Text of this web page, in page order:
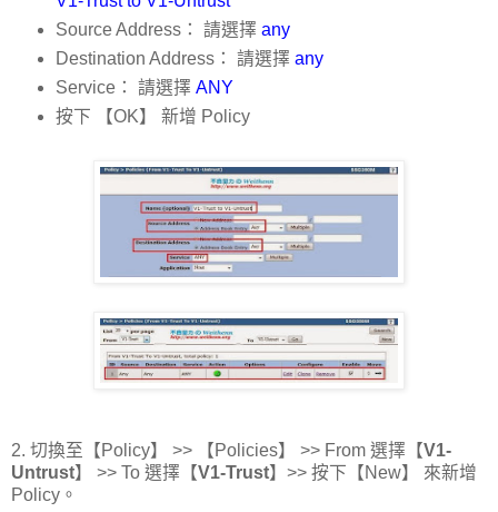
Source Address： 請選擇 any
Destination Address： 請選擇 any
Service： 請選擇 ANY
按下 【OK】 新增 Policy
2. 切換至【Policy】 >> 【Policies】 >> From 選擇【V1-
Untrust】 >> To 選擇【V1-Trust】>> 按下【New】 來新增
Policy。